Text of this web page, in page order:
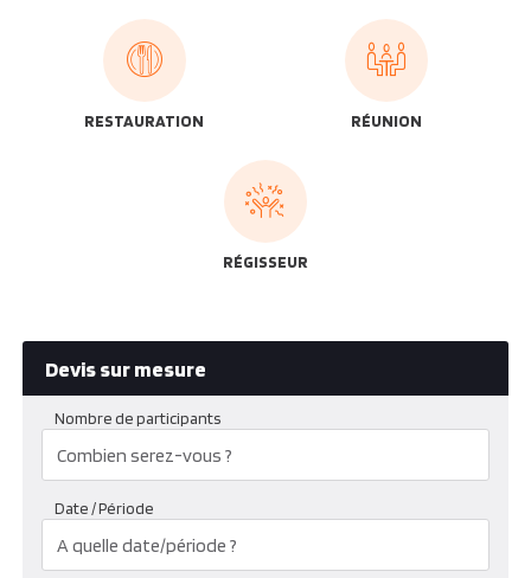
RESTAURATION RÉUNION
RÉGISSEUR
Devis sur mesure
Nombre de participants
Date / Période